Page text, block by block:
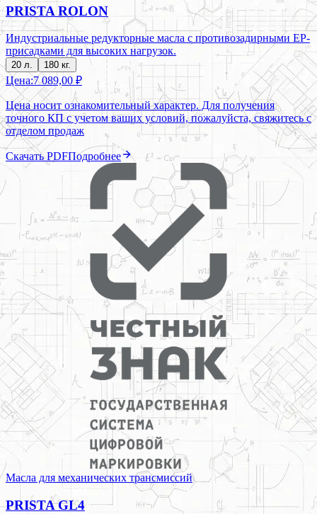
PRISTA ROLON
Индустриальные редукторные масла с противозадирными EP-
присадками для высоких нагрузок.
20 л. 180 кг.
Цена:7 089,00 ₽
Цена носит ознакомительный характер. Для получения
точного КП с учетом ваших условий, пожалуйста, свяжитесь с
отделом продаж
Скачать PDFПодробнее
Масла для механических трансмиссий
PRISTA GL4